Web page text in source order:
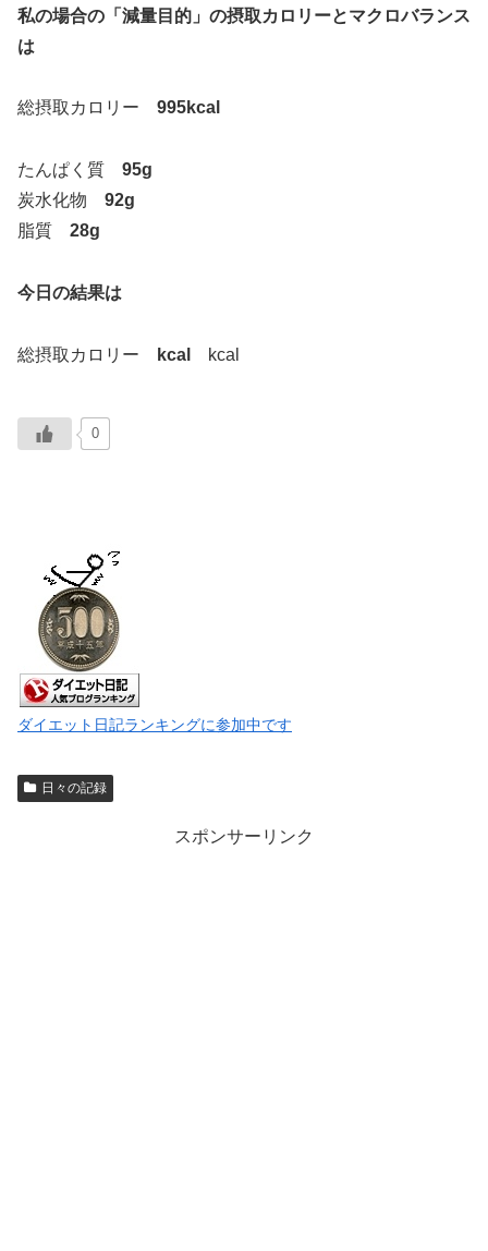
私の場合の「減量目的」の摂取カロリーとマクロバランス
は
総摂取カロリー 995kcal
たんぱく質 95g
炭水化物 92g
脂質 28g
今日の結果は
総摂取カロリー kcal kcal
0
ダイエット日記ランキングに参加中です
日々の記録
スポンサーリンク